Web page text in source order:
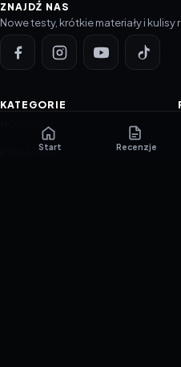
ZNAJDŹ NAS
Nowe testy, krótkie materiały i kulisy
KATEGORIE
NOWINKI
PORADNIKI
Start Recenzje